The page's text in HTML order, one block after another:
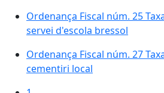
Ordenança Fiscal núm. 25
servei d'escola bressol
Ordenança Fiscal núm. 27
cementiri local